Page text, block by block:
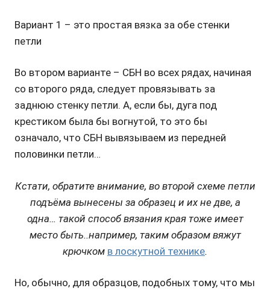
Вариант 1 – это простая вязка за обе стенки
петли
Во втором варианте – СБН во всех рядах, начиная
со второго ряда, следует провязывать за
заднюю стенку петли. А, если бы, дуга под
крестиком была бы вогнутой, то это бы
означало, что СБН вывязываем из передней
половинки петли…
Кстати, обратите внимание, во второй схеме петли
подъёма вынесены за образец и их не две, а
одна… такой способ вязания края тоже имеет
место быть..например, таким образом вяжут
крючком в лоскутной технике.
Но, обычно, для образцов, подобных тому, что мы